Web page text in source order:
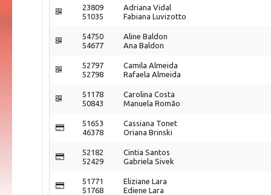
23809
51035
Adriana Vidal
Fabiana Luvizotto
54750
54677
Aline Baldon
Ana Baldon
52797
52798
Camila Almeida
Rafaela Almeida
51178
50843
Carolina Costa
Manuela Romão
51653
46378
Cassiana Tonet
Oriana Brinski
52182
52429
Cintia Santos
Gabriela Sivek
51771
51768
Eliziane Lara
Ediene Lara